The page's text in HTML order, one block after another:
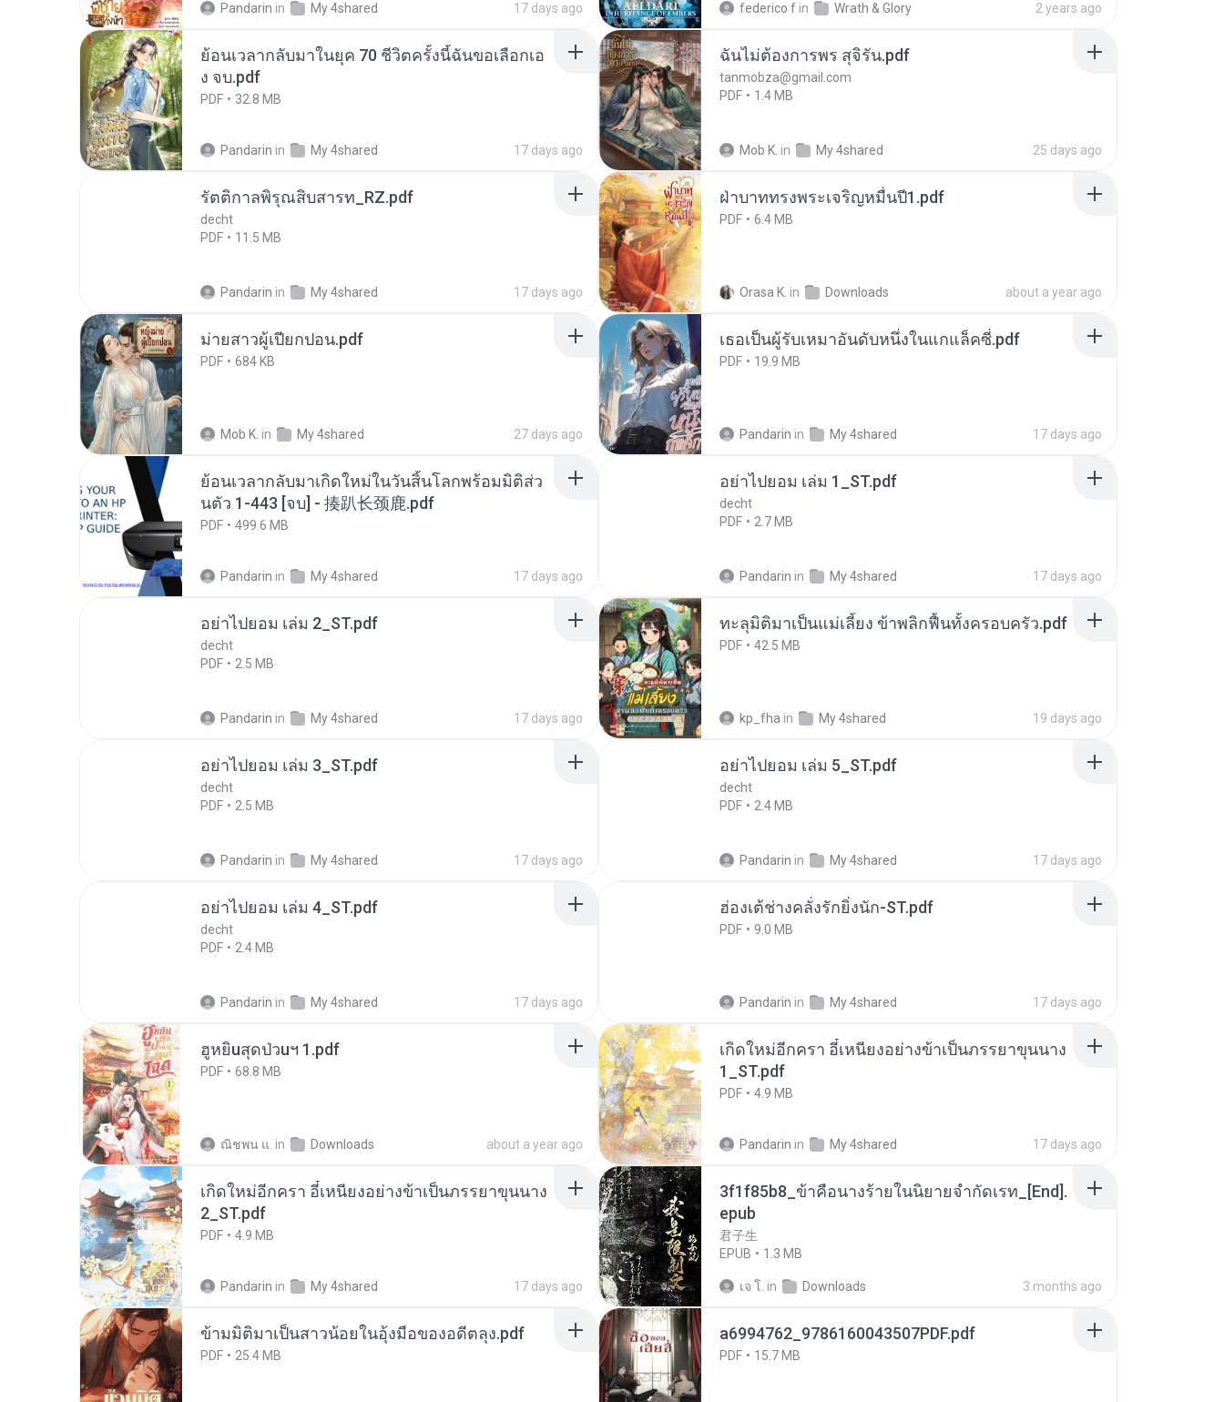
Pandarin in My 4shared 17 days ago federico f in Wrath & Glory 2 years ago
ย้อนเวลากลับมาในยุค 70 ชีวิตครั้งนี้ฉันขอเลือกเอ
ง จบ.pdf
PDF 32.8 MB
Pandarin in My 4shared 17 days ago
ฉันไม่ต้องการพร สุจิรัน.pdf
tanmobza@gmail.com
PDF
1.4 MB
Mob K. in My 4shared 25 days ago
รัตติกาลพิรุณสิบสารท_RZ.pdf
decht
PDF
11.5 MB
Pandarin in My 4shared 17 days ago
ฝ่าบาททรงพระเจริญหมื่นปี1.pdf
PDF 6.4 MB
Orasa K. in Downloads about a year ago
ม่ายสาวผู้เปียกปอน.pdf
PDF 684 KB
Mob K. in My 4shared 27 days ago
เธอเป็นผู้รับเหมาอันดับหนึ่งในแกแล็คซี่.pdf
PDF 19.9 MB
Pandarin in My 4shared 17 days ago
ย้อนเวลากลับมาเกิดใหม่ในวันสิ้นโลกพร้อมมิติส่ว
นตัว 1-443 [จบ] - 揍趴长颈鹿.pdf
PDF 499.6 MB
Pandarin in My 4shared 17 days ago
อย่าไปยอม เล่ม 1_ST.pdf
decht
PDF
2.7 MB
Pandarin in My 4shared 17 days ago
อย่าไปยอม เล่ม 2_ST.pdf
decht
PDF
2.5 MB
Pandarin in My 4shared 17 days ago
ทะลุมิติมาเป็นแม่เลี้ยง ข้าพลิกฟื้นทั้งครอบครัว.pdf
PDF 42.5 MB
kp_fha in My 4shared 19 days ago
อย่าไปยอม เล่ม 3_ST.pdf
decht
PDF
2.5 MB
Pandarin in My 4shared 17 days ago
อย่าไปยอม เล่ม 5_ST.pdf
decht
PDF
2.4 MB
Pandarin in My 4shared 17 days ago
อย่าไปยอม เล่ม 4_ST.pdf
decht
PDF
2.4 MB
Pandarin in My 4shared 17 days ago
ฮ่องเต้ช่างคลั่งรักยิ่งนัก-ST.pdf
PDF 9.0 MB
Pandarin in My 4shared 17 days ago
ฮูหยิuสุดป่วuฯ 1.pdf
PDF 68.8 MB
ณิชพน แ. in Downloads about a year ago
เกิดใหม่อีกครา อี๋เหนียงอย่างข้าเป็นภรรยาขุนนาง
1_ST.pdf
PDF 4.9 MB
Pandarin in My 4shared 17 days ago
เกิดใหม่อีกครา อี๋เหนียงอย่างข้าเป็นภรรยาขุนนาง
2_ST.pdf
PDF 4.9 MB
Pandarin in My 4shared 17 days ago
3f1f85b8_ข้าคือนางร้ายในนิยายจำกัดเรท_[End].
epub
君子生
EPUB
1.3 MB
เจ โ. in Downloads 3 months ago
ข้ามมิติมาเป็นสาวน้อยในอุ้งมือของอดีตลุง.pdf
PDF 25.4 MB
a6994762_9786160043507PDF.pdf
PDF 15.7 MB